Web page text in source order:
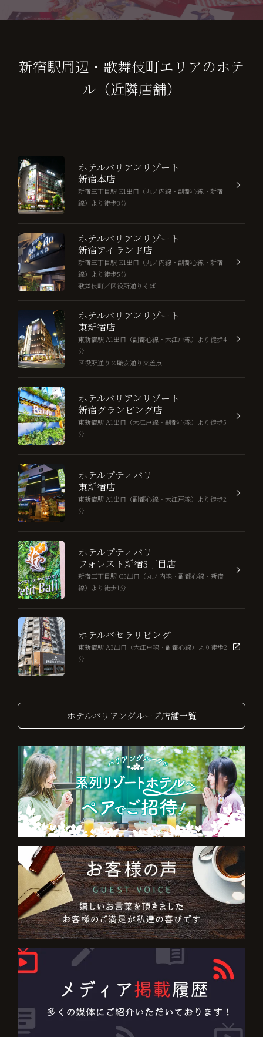
新宿駅周辺・歌舞伎町エリアのホテ
ル（近隣店舗）
ホテルバリアンリゾート
新宿本店
新宿三丁目駅 E1出口（丸ノ内線・副都心線・新宿
線）より徒歩3分
ホテルバリアンリゾート
新宿アイランド店
新宿三丁目駅 E1出口（丸ノ内線・副都心線・新宿
線）より徒歩5分
歌舞伎町／区役所通りそば
ホテルバリアンリゾート
東新宿店
東新宿駅 A1出口（副都心線・大江戸線）より徒歩4
分
区役所通り×職安通り交差点
ホテルバリアンリゾート
新宿グランピング店
東新宿駅 A1出口（大江戸線・副都心線）より徒歩5
分
ホテルプティバリ
東新宿店
東新宿駅 A1出口（副都心線・大江戸線）より徒歩2
分
ホテルプティバリ
フォレスト新宿3丁目店
新宿三丁目駅 C5出口（丸ノ内線・副都心線・新宿
線）より徒歩1分
ホテルパセラリビング
東新宿駅 A3出口（大江戸線・副都心線）より徒歩2
分
ホテルバリアングループ店舗一覧